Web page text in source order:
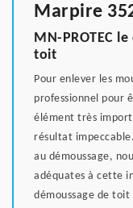
Marpire
MN-PROTEC
toit
Pour enlever les
professionnel pour
élément très
résultat
au démoussage,
adéquates à cette
démoussage de